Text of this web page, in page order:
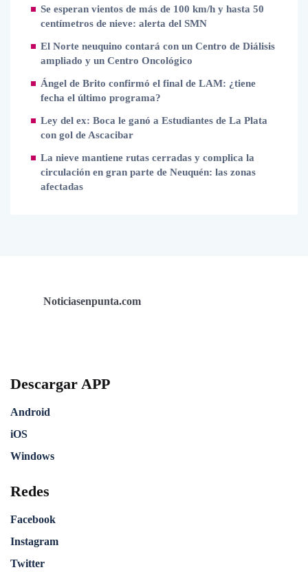
Se esperan vientos de más de 100 km/h y hasta 50
centímetros de nieve: alerta del SMN
El Norte neuquino contará con un Centro de Diálisis
ampliado y un Centro Oncológico
Ángel de Brito confirmó el final de LAM: ¿tiene
fecha el último programa?
Ley del ex: Boca le ganó a Estudiantes de La Plata
con gol de Ascacibar
La nieve mantiene rutas cerradas y complica la
circulación en gran parte de Neuquén: las zonas
afectadas
Noticiasenpunta.com
Descargar APP
Android
iOS
Windows
Redes
Facebook
Instagram
Twitter